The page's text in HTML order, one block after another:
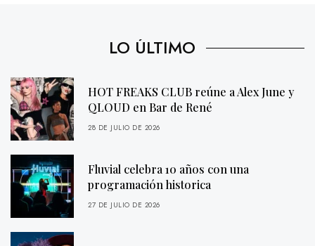
LO ÚLTIMO
HOT FREAKS CLUB reúne a Alex June y
QLOUD en Bar de René
28 DE JULIO DE 2026
Fluvial celebra 10 años con una
programación historica
27 DE JULIO DE 2026